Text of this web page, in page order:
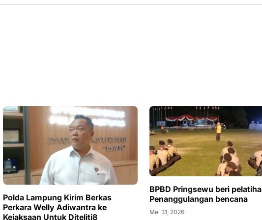
Polda Lampung Kirim Berkas
Perkara Welly Adiwantra ke
Kejaksaan Untuk Diteliti8
BPBD Pringsewu beri
Penanggulangan bencana
Mei 31, 2026